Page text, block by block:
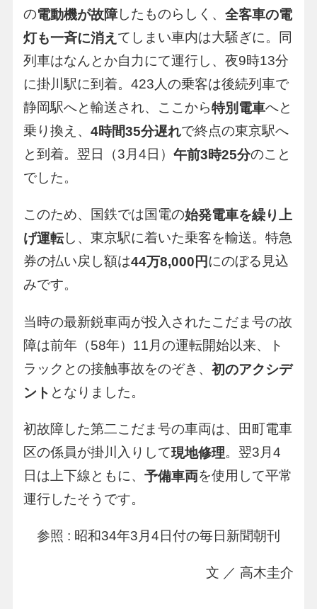
の電動機が故障したものらしく、 全客車の電
灯も一斉に消え てしまい車内は大騒ぎに。同
列車はなんとか自力にて運行し、夜9時13分
に掛川駅に到着。423人の乗客は後続列車で
静岡駅へと輸送され、ここから特別電車へと
乗り換え、 4時間35分遅れで終点の東京駅へ
と到着。翌日（3月4日） 午前3時25分のこと
でした。
このため、国鉄では国電の始発電車を繰り上
げ運転し、東京駅に着いた乗客を輸送。特急
券の払い戻し額は44万8,000円にのぼる見込
みです。
当時の最新鋭車両が投入されたこだま号の故
障は前年（58年）11月の運転開始以来、ト
ラックとの接触事故をのぞき、 初のアクシデ
ント となりました。
初故障した第二こだま号の車両は、田町電車
区の係員が掛川入りして現地修理。翌3月4
日は上下線ともに、 予備車両を使用して平常
運行したそうです。
参照 : 昭和34年3月4日付の毎日新聞朝刊
文 ／ 高木圭介